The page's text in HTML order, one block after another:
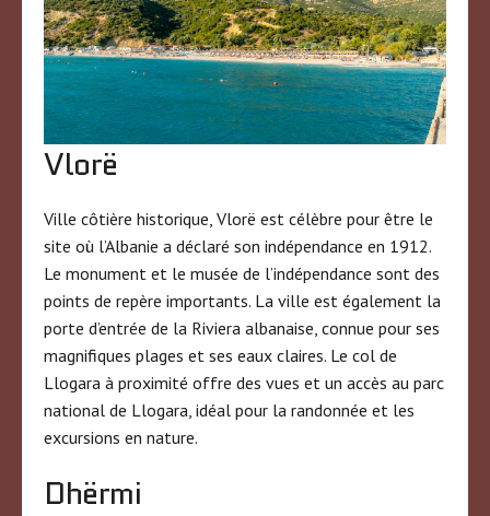
Vlorë
Ville côtière historique, Vlorë est célèbre pour être le
site où l’Albanie a déclaré son indépendance en 1912.
Le monument et le musée de l’indépendance sont des
points de repère importants. La ville est également la
porte d’entrée de la Riviera albanaise, connue pour ses
magnifiques plages et ses eaux claires. Le col de
Llogara à proximité offre des vues et un accès au parc
national de Llogara, idéal pour la randonnée et les
excursions en nature.
Dhërmi